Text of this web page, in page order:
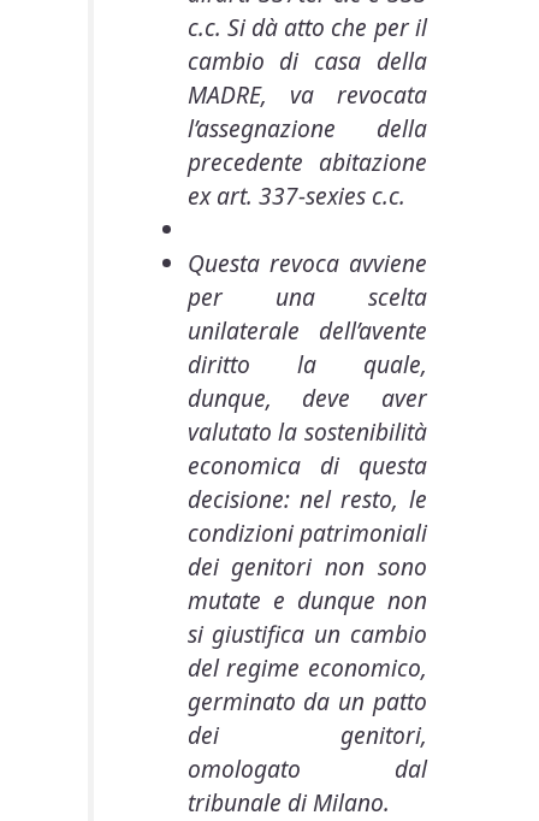
c.c. Si dà atto che per il
cambio di casa della
MADRE, va revocata
l’assegnazione della
precedente abitazione
ex art. 337-sexies c.c.
Questa revoca avviene
per una scelta
unilaterale dell’avente
diritto la quale,
dunque, deve aver
valutato la sostenibilità
economica di questa
decisione: nel resto, le
condizioni patrimoniali
dei genitori non sono
mutate e dunque non
si giustifica un cambio
del regime economico,
germinato da un patto
dei genitori,
omologato dal
tribunale di Milano.